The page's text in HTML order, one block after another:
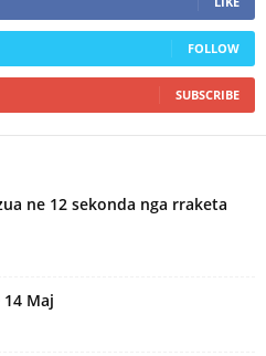
FOLLOW
SUBSCRIBE
ne 12 sekonda nga rraketa
Maj